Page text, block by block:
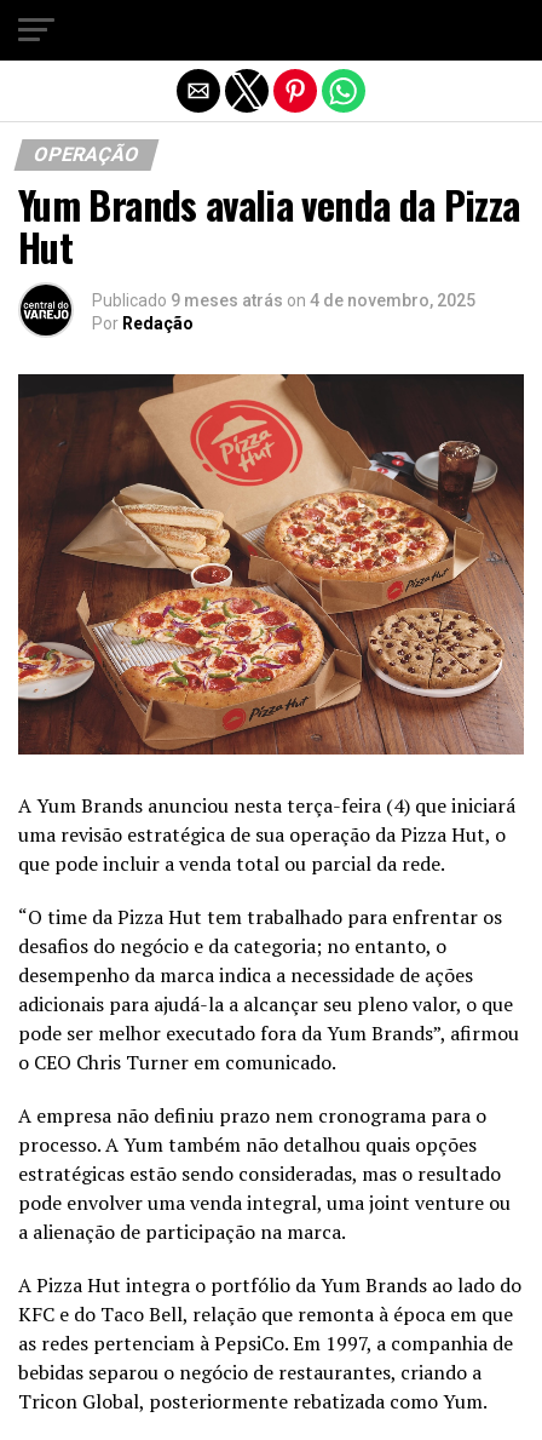
OPERAÇÃO
Yum Brands avalia venda da Pizza
Hut
Publicado 9 meses atrás on 4 de novembro, 2025
Por Redação
A Yum Brands anunciou nesta terça-feira (4) que iniciará
uma revisão estratégica de sua operação daPizza Hut, o
que pode incluir a venda total ou parcial da rede.
“O time da Pizza Hut tem trabalhado para enfrentar os
desafios do negócio e da categoria; no entanto, o
desempenho da marca indica a necessidade de ações
adicionais para ajudá-la a alcançar seu pleno valor, o que
pode ser melhor executado fora da Yum Brands”, afirmou
o CEO Chris Turner em comunicado.
A empresa não definiu prazo nem cronograma para o
processo. A Yum também não detalhou quais opções
estratégicas estão sendo consideradas, mas o resultado
pode envolver uma venda integral, uma joint venture ou
a alienação de participação na marca.
A Pizza Hut integra o portfólio da Yum Brands ao lado do
KFC e do Taco Bell, relação que remonta à época em que
as redes pertenciam à PepsiCo. Em 1997, a companhia de
bebidas separou o negócio de restaurantes, criando a
Tricon Global, posteriormente rebatizada como Yum.